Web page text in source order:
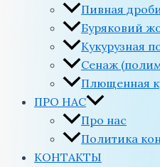
Пивная
Буряковий
Кукурузная
Сенаж
Плющенная
ПРО НАС
Про нас
Политика
КОНТАКТЫ